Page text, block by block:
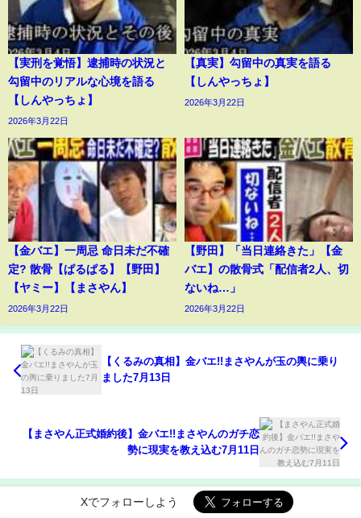
【実刑を覚悟】逮捕時の状況と
勾留中のリアルな心境を語る
【しんやっちょ】
2026年3月22日
【真実】勾留中の真実を語る
【しんやっちょ】
2026年3月22日
【金バエ】一周忌 命日未だ不確
定? 散骨【ぱるぱる】【野田】
【ヤミー】【まさやん】
2026年3月22日
【野田】「当日連絡きた」【金
バエ】の散骨式「配信者2人、切
ないね…」
2026年3月22日
【くるみの真相】金バエ!!まさやんが玉の輿に乗り
ました7月13日
【まさやん正式婚約後】金バエ!!まさやんのガチ恋
勢に現実を教え込む7月11日
Xでフォローしよう